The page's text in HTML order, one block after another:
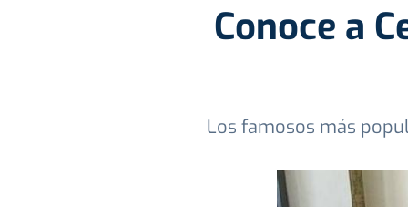
Conoce a
Los famosos más